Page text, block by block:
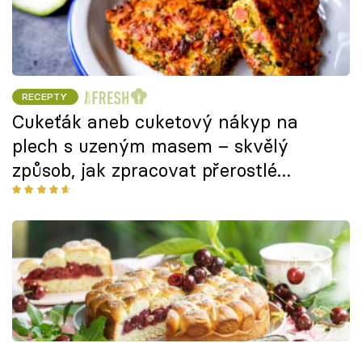
RECEPTY
Cukeťák aneb cuketový nákyp na
plech s uzeným masem – skvělý
způsob, jak zpracovat přerostlé
cukety